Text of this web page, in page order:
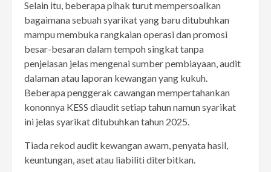
Selain itu, beberapa pihak turut mempersoalkan
bagaimana sebuah syarikat yang baru ditubuhkan
mampu membuka rangkaian operasi dan promosi
besar-besaran dalam tempoh singkat tanpa
penjelasan jelas mengenai sumber pembiayaan, audit
dalaman atau laporan kewangan yang kukuh.
Beberapa penggerak cawangan mempertahankan
kononnya KESS diaudit setiap tahun namun syarikat
ini jelas syarikat ditubuhkan tahun 2025.
Tiada rekod audit kewangan awam, penyata hasil,
keuntungan, aset atau liabiliti diterbitkan.